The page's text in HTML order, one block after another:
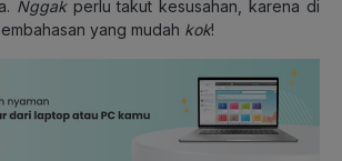
Nggak perlu takut kesusahan, karena di
yang mudah kok!